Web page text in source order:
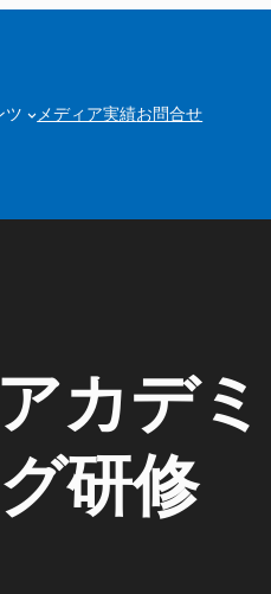
ツ メディア実績お問合せ
カデミ
研修